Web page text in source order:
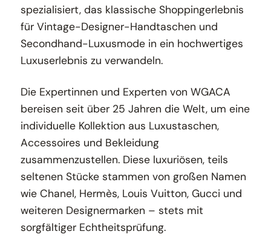
spezialisiert, das klassische Shoppingerlebnis
für Vintage-Designer-Handtaschen und
Secondhand-Luxusmode in ein hochwertiges
Luxuserlebnis zu verwandeln.
Die Expertinnen und Experten von WGACA
bereisen seit über 25 Jahren die Welt, um eine
individuelle Kollektion aus Luxustaschen,
Accessoires und Bekleidung
zusammenzustellen. Diese luxuriösen, teils
seltenen Stücke stammen von großen Namen
wie Chanel, Hermès, Louis Vuitton, Gucci und
weiteren Designermarken – stets mit
sorgfältiger Echtheitsprüfung.